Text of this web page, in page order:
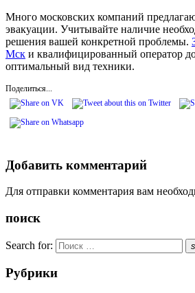
Много московских компаний
эвакуации. Учитывайте наличие
решения вашей конкретной проблемы.
Мск и квалифицированный оператор
оптимальный вид техники.
Поделиться...
Добавить комментарий
Для отправки комментария вам
поиск
Search for:
Рубрики